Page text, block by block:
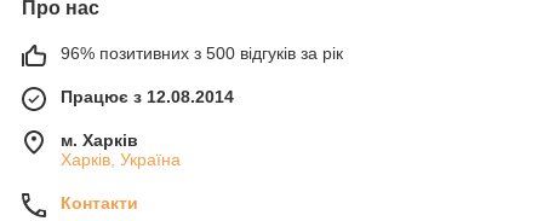
Про нас
96% позитивних з 500 відгуків за рік
Працює з 12.08.2014
м. Харків
Харків, Україна
Контакти